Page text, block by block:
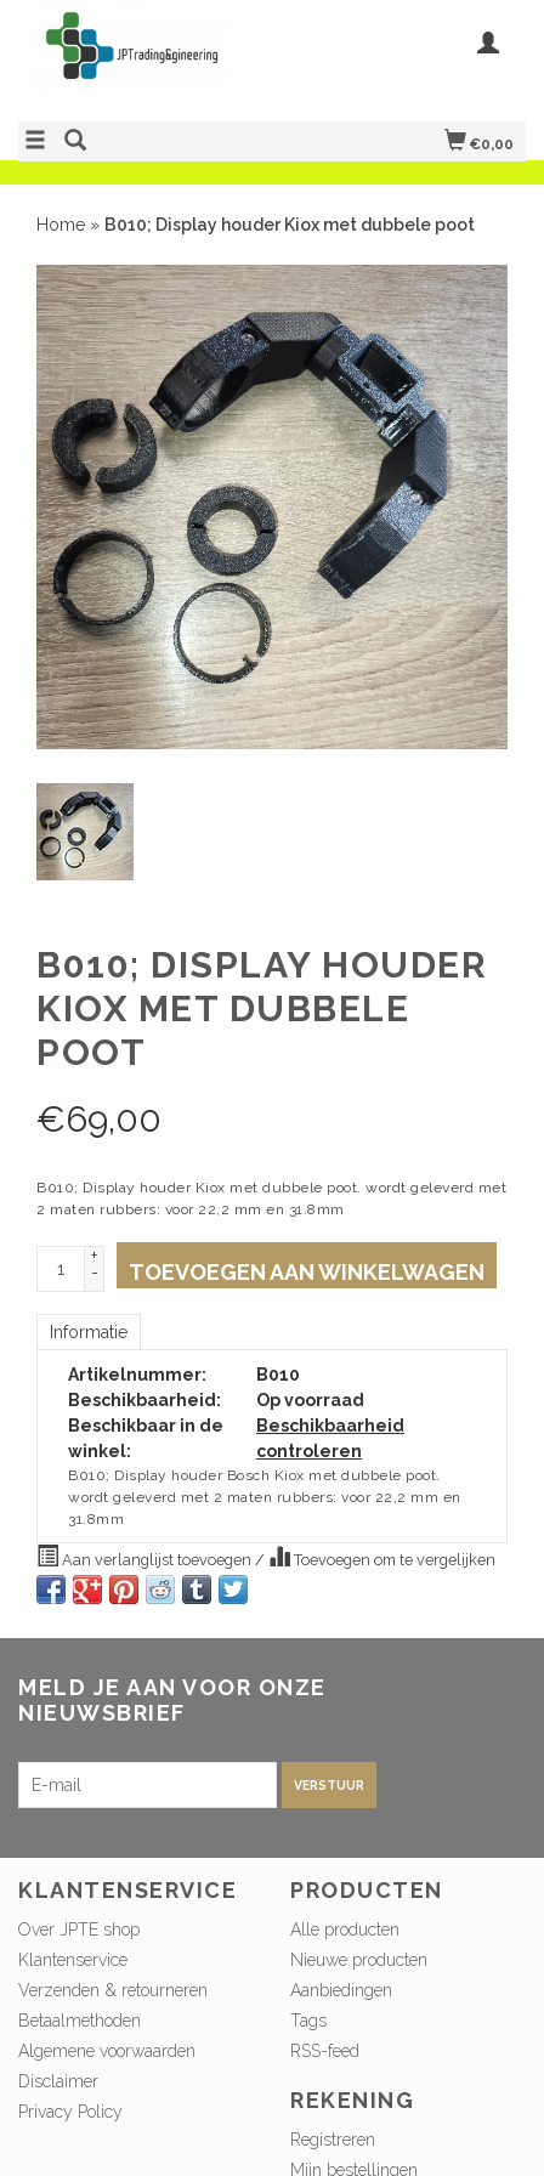
€0,00
Home » B010; Display houder Kiox met dubbele poot
B010; DISPLAY HOUDER
KIOX MET DUBBELE
POOT
€69,00
B010; Display houder Kiox met dubbele poot. wordt geleverd met
2 maten rubbers: voor 22,2 mm en 31.8mm
+
-
TOEVOEGEN AAN WINKELWAGEN
Informatie
Artikelnummer:
B010
Beschikbaarheid:
Op voorraad
Beschikbaar in de
winkel:
Beschikbaarheid
controleren
B010; Display houder Bosch Kiox met dubbele poot.
wordt geleverd met 2 maten rubbers: voor 22,2 mm en
31.8mm
Aan verlanglijst toevoegen / Toevoegen om te vergelijken
MELD JE AAN VOOR ONZE
NIEUWSBRIEF
VERSTUUR
KLANTENSERVICE
Over JPTE shop
Klantenservice
Verzenden & retourneren
Betaalmethoden
Algemene voorwaarden
Disclaimer
Privacy Policy
PRODUCTEN
Alle producten
Nieuwe producten
Aanbiedingen
Tags
RSS-feed
REKENING
Registreren
Mijn bestellingen